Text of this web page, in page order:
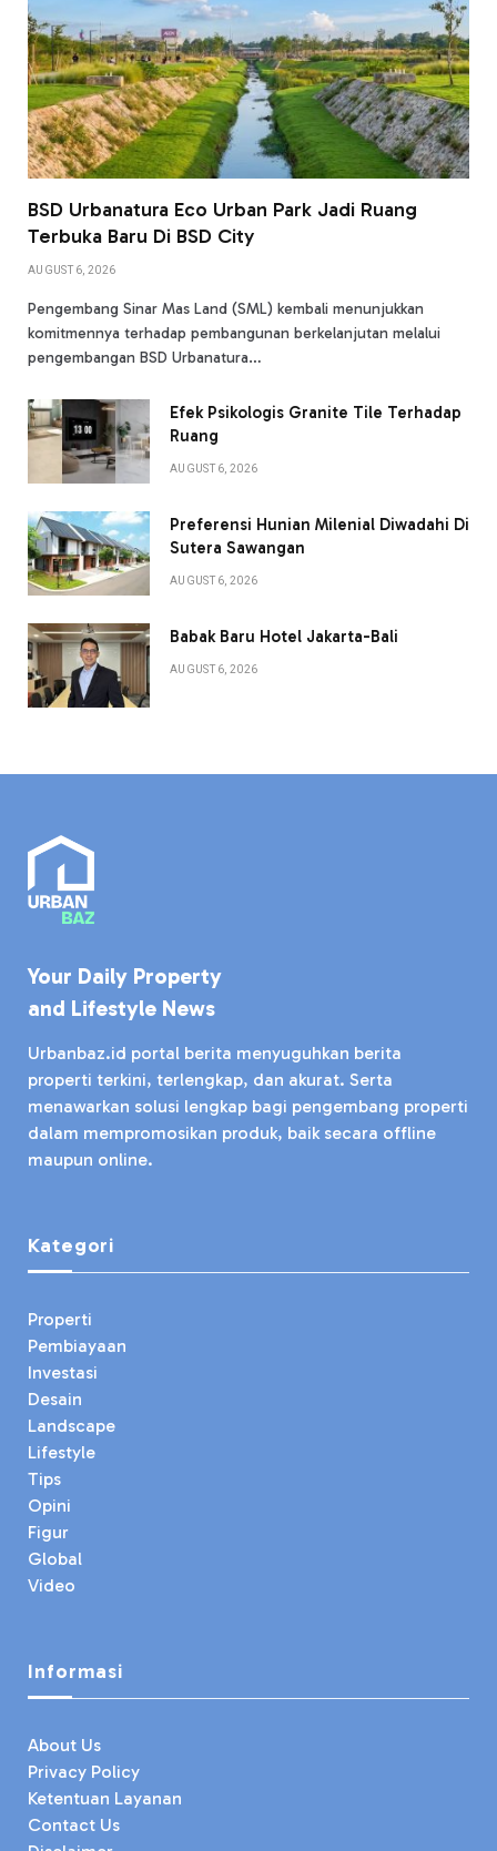
BSD Urbanatura Eco Urban Park Jadi Ruang
Terbuka Baru Di BSD City
AUGUST 6, 2026
Pengembang Sinar Mas Land (SML) kembali menunjukkan
komitmennya terhadap pembangunan berkelanjutan melalui
pengembangan BSD Urbanatura…
Efek Psikologis Granite Tile Terhadap
Ruang
AUGUST 6, 2026
Preferensi Hunian Milenial Diwadahi Di
Sutera Sawangan
AUGUST 6, 2026
Babak Baru Hotel Jakarta-Bali
AUGUST 6, 2026
Your Daily Property
and Lifestyle News
Urbanbaz.id portal berita menyuguhkan berita
properti terkini, terlengkap, dan akurat. Serta
menawarkan solusi lengkap bagi pengembang properti
dalam mempromosikan produk, baik secara offline
maupun online.
Kategori
Properti
Pembiayaan
Investasi
Desain
Landscape
Lifestyle
Tips
Opini
Figur
Global
Video
Informasi
About Us
Privacy Policy
Ketentuan Layanan
Contact Us